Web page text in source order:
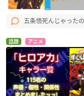
五条悟死んじゃった
話題 アニメ